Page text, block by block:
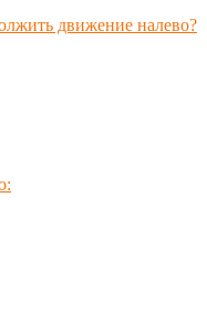
движение налево?